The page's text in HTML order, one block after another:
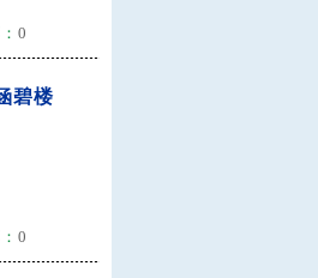
0
碧楼
0